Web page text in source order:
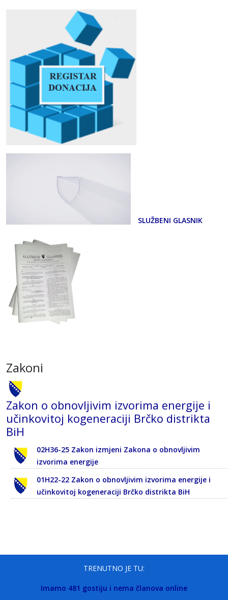
SLUŽBENI GLASNIK
Zakoni
Zakon o obnovljivim izvorima energije i
učinkovitoj kogeneraciji Brčko distrikta
BiH
02H36-25 Zakon izmjeni Zakona o obnovljivim
izvorima energije
01H22-22 Zakon o obnovljivim izvorima energije i
učinkovitoj kogeneraciji Brčko distrikta BiH
TRENUTNO JE TU:
Imamo 481 gostiju i nema članova online